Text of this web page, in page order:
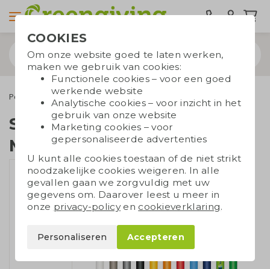
Pennen Senator pennen Senator pen Trento Matt Recycled
Senator pen Trento
Matt Recycled
COOKIES
Om onze website goed te laten werken,
maken we gebruik van cookies:
Functionele cookies – voor een goed
werkende website
Analytische cookies – voor inzicht in het
gebruik van onze website
Marketing cookies – voor
gepersonaliseerde advertenties
U kunt alle cookies toestaan of de niet strikt
noodzakelijke cookies weigeren. In alle
gevallen gaan we zorgvuldig met uw
gegevens om. Daarover leest u meer in
onze privacy-policyen cookieverklaring.
Personaliseren Accepteren